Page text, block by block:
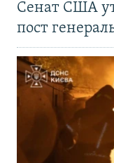
Сенат США
пост